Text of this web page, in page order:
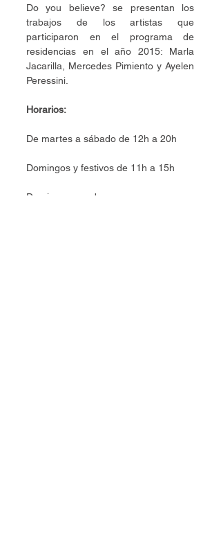
Do you believe? se presentan los
trabajos de los artistas que
participaron en el programa de
residencias en el año 2015: Marla
Jacarilla, Mercedes Pimiento y Ayelen
Peressini.
Horarios:
De martes a sábado de 12h a 20h
Domingos y festivos de 11h a 15h
Domingo cerrado